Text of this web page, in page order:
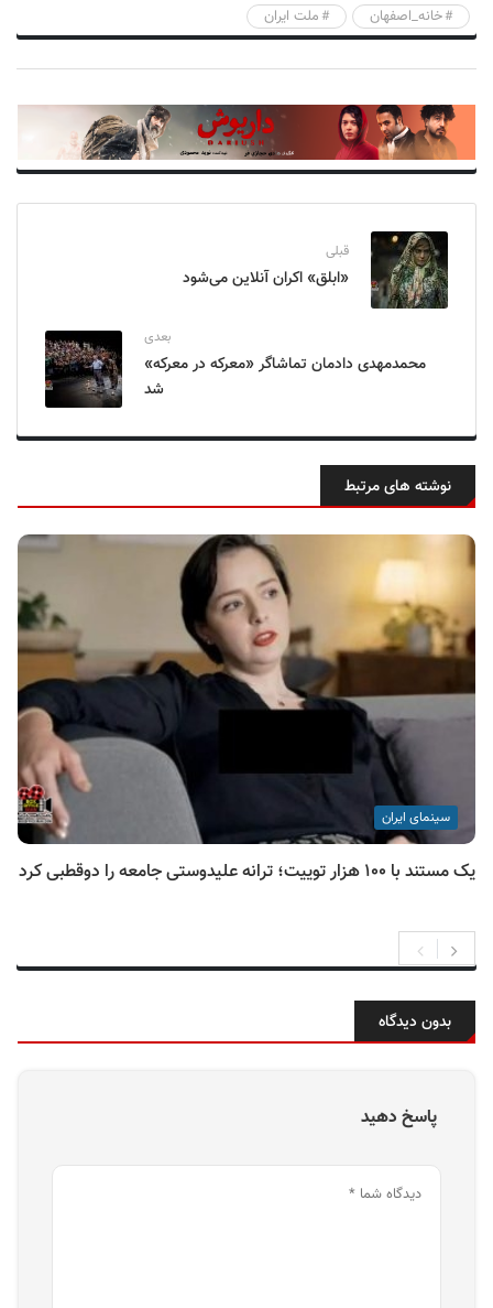
خانه_اصفهان
ملت ایران
قبلی
«ابلق» اکران آنلاین می‌شود
بعدی
محمدمهدی دادمان تماشاگر «معرکه در معرکه»
شد
نوشته های مرتبط
سینمای ایران
یک مستند با ۱۰۰ هزار توییت؛ ترانه علیدوستی جامعه را دوقطبی کرد
بدون دیدگاه
پاسخ دهید